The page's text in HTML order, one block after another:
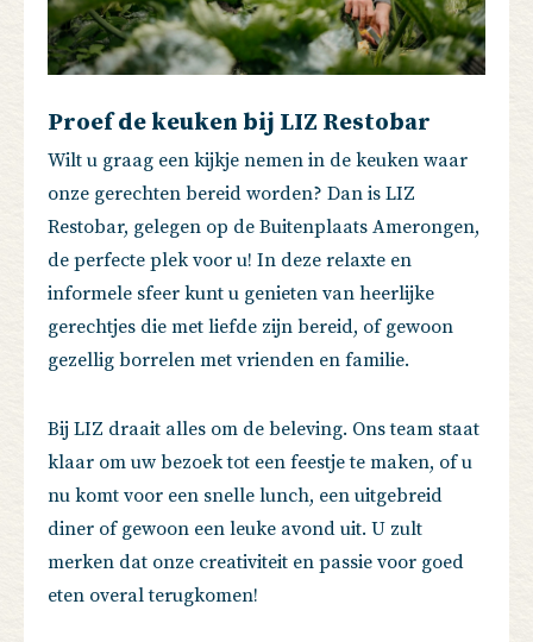
Proef de keuken bij LIZ Restobar
Wilt u graag een kijkje nemen in de keuken waar
onze gerechten bereid worden? Dan is LIZ
Restobar, gelegen op de Buitenplaats Amerongen,
de perfecte plek voor u! In deze relaxte en
informele sfeer kunt u genieten van heerlijke
gerechtjes die met liefde zijn bereid, of gewoon
gezellig borrelen met vrienden en familie.
Bij LIZ draait alles om de beleving. Ons team staat
klaar om uw bezoek tot een feestje te maken, of u
nu komt voor een snelle lunch, een uitgebreid
diner of gewoon een leuke avond uit. U zult
merken dat onze creativiteit en passie voor goed
eten overal terugkomen!